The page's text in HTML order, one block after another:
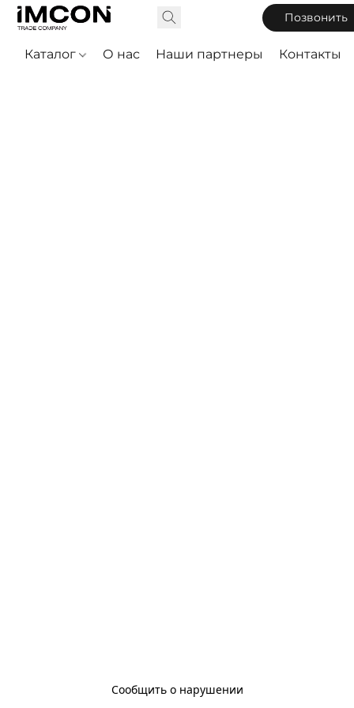
Позвонить
Каталог О нас Наши партнеры Контакты
Сообщить о нарушении